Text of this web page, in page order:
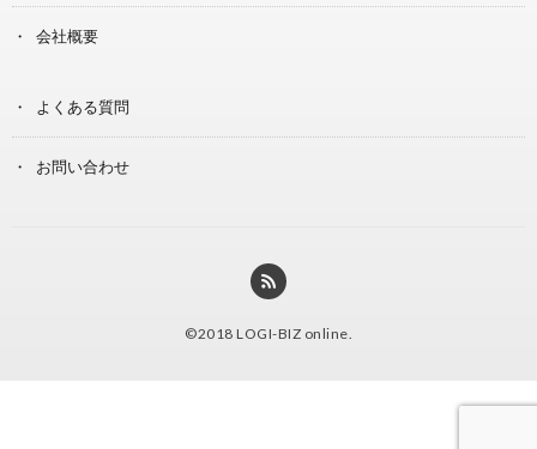
会社概要
よくある質問
お問い合わせ
©2018 LOGI-BIZ online